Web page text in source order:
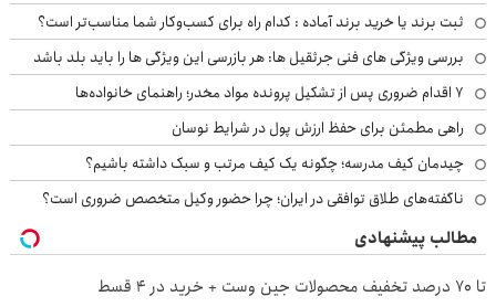
ثبت برند یا خرید برند آماده : کدام راه برای کسب‌وکار شما مناسب‌تر است؟
بررسی ویژگی های فنی جرثقیل ها: هر بازرسی این ویژگی ها را باید بلد باشد
۷ اقدام ضروری پس از تشکیل پرونده مواد مخدر؛ راهنمای خانواده‌ها
راهی مطمئن برای حفظ ارزش پول در شرایط نوسان
چیدمان کیف مدرسه؛ چگونه یک کیف مرتب و سبک داشته باشیم؟
ناگفته‌های طلاق توافقی در ایران؛ چرا حضور وکیل متخصص ضروری است؟
مطالب پیشنهادی
تا 70 درصد تخفیف محصولات جین وست + خرید در 4 قسط